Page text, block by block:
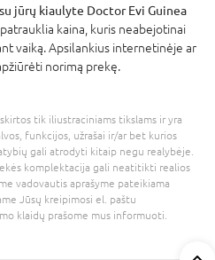
jūrų kiaulyte Doctor Evi Guinea
kaina, kuris neabejotinai
vaiką. Apsilankius internetinėje ar
norimą prekę.
tik iliustraciniams tikslams ir yra
funkcijos, užrašai ir/ar bet kurios
gali atrodyti kitaip negu realybėje.
komplektacija gali neatitikti realios
vadovautis aprašyme pateikiama
Jūsų kreipimosi el. paštu
klaidų prašome mus informuoti.